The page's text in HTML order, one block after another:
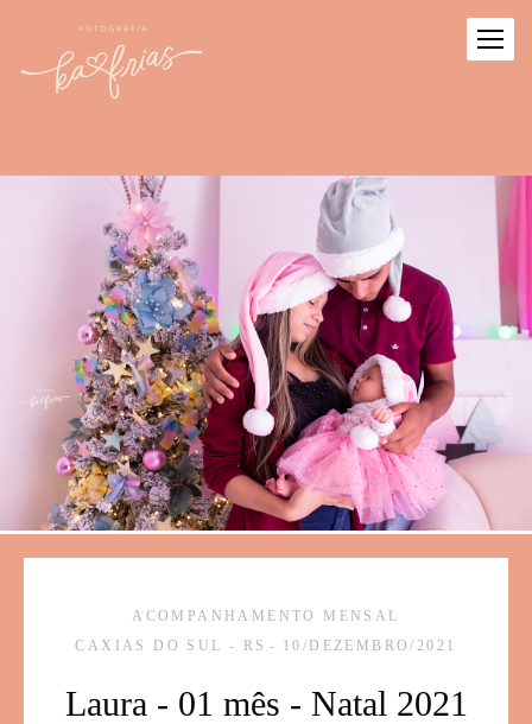
ACOMPANHAMENTO MENSAL
CAXIAS DO SUL - RS
10/DEZEMBRO/2021
Laura - 01 mês - Natal 2021